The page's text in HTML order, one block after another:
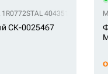
HIFI C18AB-1R0658-B-SD
1R0772STAL 4043517C1 STAL
СК-0025467